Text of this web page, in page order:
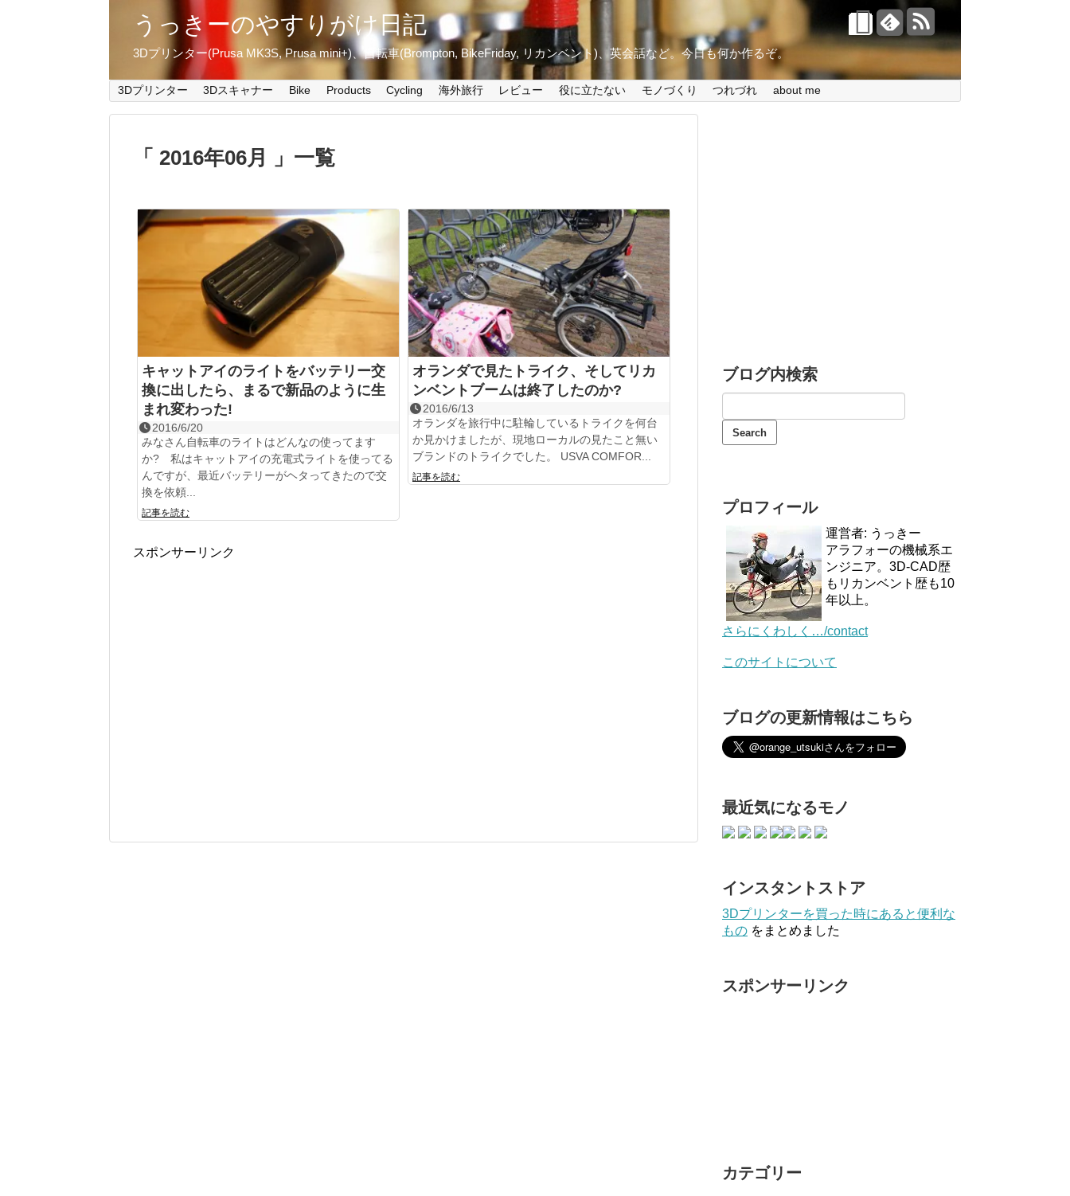
うっきーのやすりがけ日記
3Dプリンター(Prusa MK3S, Prusa mini+)、自転車(Brompton, BikeFriday, リカンベント)、英会話など。今日も何か作るぞ。
3Dプリンター 3Dスキャナー Bike Products Cycling 海外旅行 レビュー 役に立たない モノづくり つれづれ about me
2016年06月 一覧
キャットアイのライトをバッテリー交
換に出したら、まるで新品のように生
まれ変わった!
2016/6/20
みなさん自転車のライトはどんなの使ってます
か? 私はキャットアイの充電式ライトを使ってる
んですが、最近バッテリーがヘタってきたので交
換を依頼...
記事を読む
オランダで見たトライク、そしてリカ
ンベントブームは終了したのか?
2016/6/13
オランダを旅行中に駐輪しているトライクを何台
か見かけましたが、現地ローカルの見たこと無い
ブランドのトライクでした。 USVA COMFOR...
記事を読む
スポンサーリンク
ブログ内検索
プロフィール
運営者: うっきー
アラフォーの機械系エ
ンジニア。3D-CAD歴
もリカンベント歴も10
年以上。
さらにくわしく…/contact
このサイトについて
ブログの更新情報はこちら
最近気になるモノ
インスタントストア
3Dプリンターを買った時にあると便利な
もの をまとめました
スポンサーリンク
カテゴリー